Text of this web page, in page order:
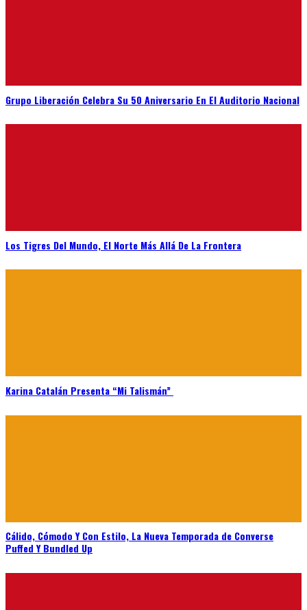
Grupo Liberación Celebra Su 50 Aniversario En El Auditorio Nacional
Los Tigres Del Mundo, El Norte Más Allá De La Frontera
Karina Catalán Presenta “Mi Talismán”
Cálido, Cómodo Y Con Estilo, La Nueva Temporada de Converse
Puffed Y Bundled Up